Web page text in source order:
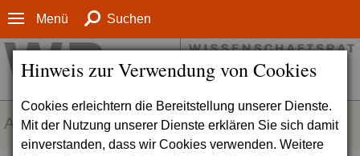
Hinweis zur Verwendung von Cookies
Cookies erleichtern die Bereitstellung unserer Dienste.
Mit der Nutzung unserer Dienste erklären Sie sich damit
einverstanden, dass wir Cookies verwenden. Weitere
Menü Suchen
AKTUELLES